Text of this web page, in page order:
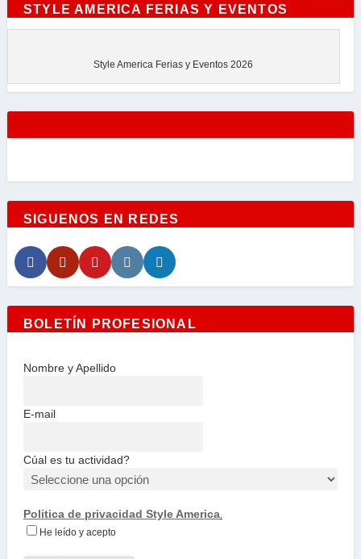
STYLE AMERICA FERIAS Y EVENTOS
Style America Ferias y Eventos 2026
SIGUENOS EN REDES
BOLETÍN PROFESIONAL
Nombre y Apellido
E-mail
Cúal es tu actividad?
Politica de privacidad Style America.
He leído y acepto